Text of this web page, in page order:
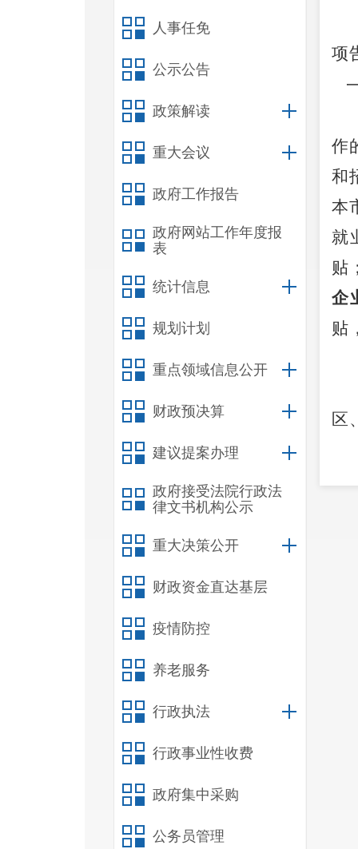
人事任免
公示公告
政策解读
重大会议
政府工作报告
政府网站工作年度报
表
统计信息
规划计划
重点领域信息公开
财政预决算
建议提案办理
政府接受法院行政法
律文书机构公示
重大决策公开
财政资金直达基层
疫情防控
养老服务
行政执法
行政事业性收费
政府集中采购
公务员管理
项
作
和
本
就
贴
企
贴
区